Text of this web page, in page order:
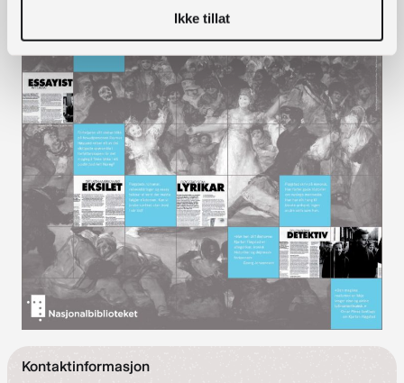
Ikke tillat
Kontaktinformasjon